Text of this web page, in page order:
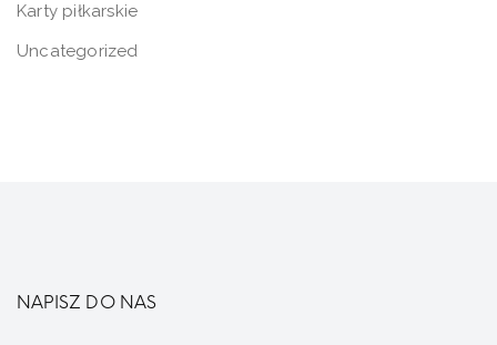
Karty piłkarskie
Uncategorized
NAPISZ DO NAS